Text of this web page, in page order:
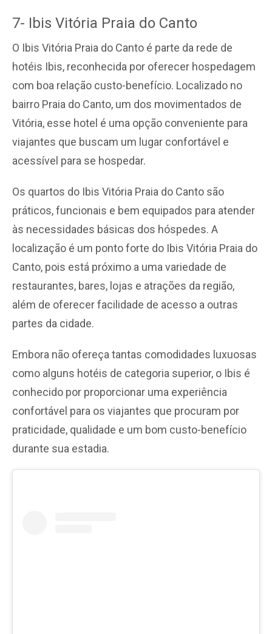
7- Ibis Vitória Praia do Canto
O Ibis Vitória Praia do Canto é parte da rede de
hotéis Ibis, reconhecida por oferecer hospedagem
com boa relação custo-benefício. Localizado no
bairro Praia do Canto, um dos movimentados de
Vitória, esse hotel é uma opção conveniente para
viajantes que buscam um lugar confortável e
acessível para se hospedar.
Os quartos do Ibis Vitória Praia do Canto são
práticos, funcionais e bem equipados para atender
às necessidades básicas dos hóspedes. A
localização é um ponto forte do Ibis Vitória Praia do
Canto, pois está próximo a uma variedade de
restaurantes, bares, lojas e atrações da região,
além de oferecer facilidade de acesso a outras
partes da cidade.
Embora não ofereça tantas comodidades luxuosas
como alguns hotéis de categoria superior, o Ibis é
conhecido por proporcionar uma experiência
confortável para os viajantes que procuram por
praticidade, qualidade e um bom custo-benefício
durante sua estadia.